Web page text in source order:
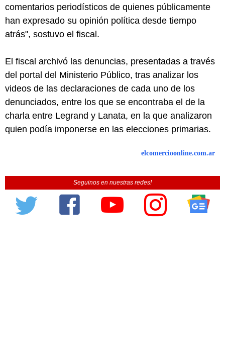
comentarios periodísticos de quienes públicamente
han expresado su opinión política desde tiempo
atrás", sostuvo el fiscal.
El fiscal archivó las denuncias, presentadas a través
del portal del Ministerio Público, tras analizar los
videos de las declaraciones de cada uno de los
denunciados, entre los que se encontraba el de la
charla entre Legrand y Lanata, en la que analizaron
quien podía imponerse en las elecciones primarias.
elcomercioonline.com.ar
Seguinos en nuestras redes!